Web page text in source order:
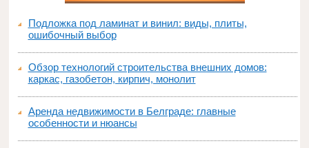
Подложка под ламинат и винил: виды, плиты,
ошибочный выбор
Обзор технологий строительства внешних домов:
каркас, газобетон, кирпич, монолит
Аренда недвижимости в Белграде: главные
особенности и нюансы